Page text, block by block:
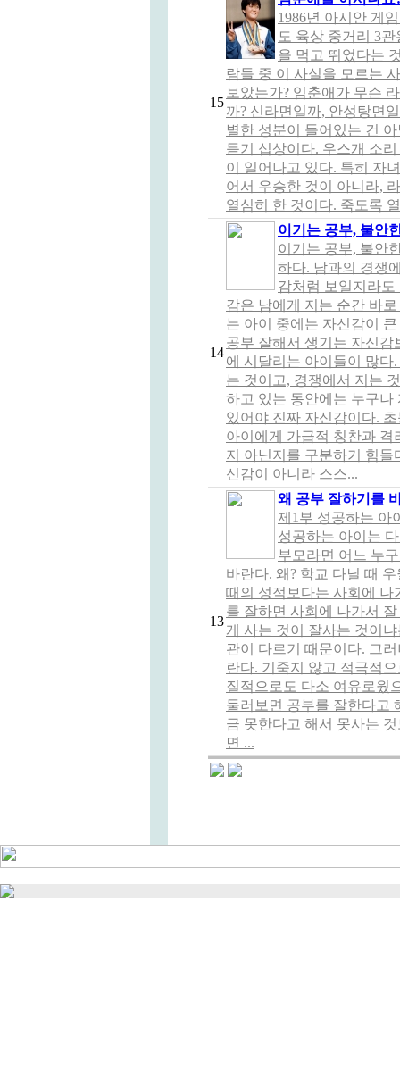
15
1986년 아시안 게
도 육상 중거리 3
을 먹고 뛰었다는
람들 중 이 사실을 모르는
보았는가? 임춘애가 무슨
까? 신라면일까, 안성탕면
별한 성분이 들어있는 건
듣기 십상이다. 우스개 소
이 일어나고 있다. 특히 자
어서 우승한 것이 아니라,
열심히 한 것이다. 죽도록
14
이기는 공부, 불안
이기는 공부, 불안
하다. 남과의 경쟁
감처럼 보일지라
감은 남에게 지는 순간 바
는 아이 중에는 자신감이
공부 잘해서 생기는 자신
에 시달리는 아이들이 많
는 것이고, 경쟁에서 지는
하고 있는 동안에는 누구나
있어야 진짜 자신감이다.
아이에게 가급적 칭찬과
지 아닌지를 구분하기 힘
신감이 아니라 스스...
13
왜 공부 잘하기를
제1부 성공하는 아
성공하는 아이는
부모라면 어느 누
바란다. 왜? 학교 다닐 때
때의 성적보다는 사회에 나
를 잘하면 사회에 나가서
게 사는 것이 잘사는 것이
관이 다르기 때문이다. 그
란다. 기죽지 않고 적극적
질적으로도 다소 여유로웠
둘러보면 공부를 잘한다고
금 못한다고 해서 못사는
면 ...